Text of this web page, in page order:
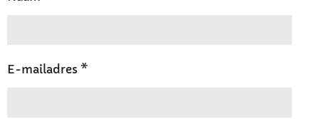
E-mailadres *